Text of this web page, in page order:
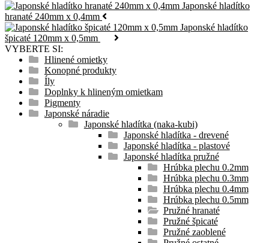
Japonské hladítko
hranaté 240mm x 0,4mm
Japonské hladítko
špicaté 120mm x 0,5mm
VYBERTE SI:
Hlinené omietky
Konopné produkty
Íly
Doplnky k hlineným omietkam
Pigmenty
Japonské náradie
Japonské hladítka (naka-kubi)
Japonské hladítka - drevené
Japonské hladítka - plastové
Japonské hladítka pružné
Hrúbka plechu 0.2mm
Hrúbka plechu 0.3mm
Hrúbka plechu 0.4mm
Hrúbka plechu 0.5mm
Pružné hranaté
Pružné špicaté
Pružné zaoblené